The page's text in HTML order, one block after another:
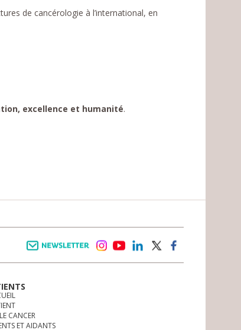
de cancérologie à l’international, en
excellence et humanité.
CANCER
ET AIDANTS